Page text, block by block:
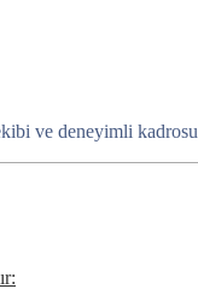
ve deneyimli